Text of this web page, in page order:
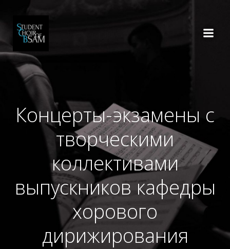
Концерты-экзамены с
творческими
коллективами
выпускников кафедры
хорового
дирижирования